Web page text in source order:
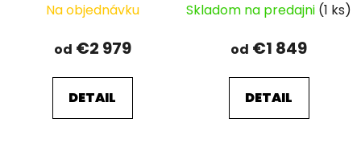
Na objednávku
od €2 979
DETAIL
Skladom na predajni (1 ks)
od €1 849
DETAIL